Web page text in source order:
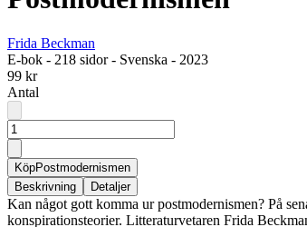
Frida Beckman
E-bok - 218 sidor- Svenska - 2023
99 kr
Antal
KöpPostmodernismen
Beskrivning
Detaljer
Kan något gott komma ur postmodernismen? På
konspirationsteorier. Litteraturvetaren Frida